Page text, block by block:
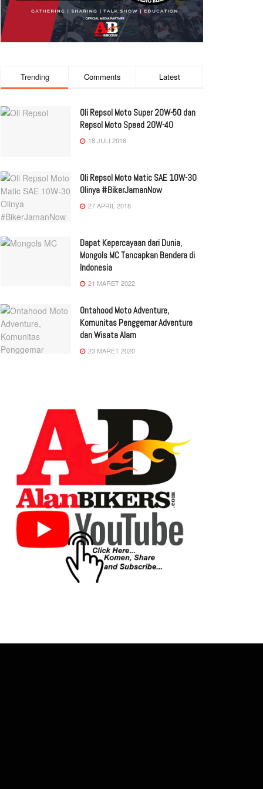
Trending Comments Latest
Oli Repsol Moto Super 20W-50 dan
Repsol Moto Speed 20W-40
18 JULI 2018
Oli Repsol Moto Matic SAE 10W-30
Olinya #BikerJamanNow
27 APRIL 2018
Dapat Kepercayaan dari Dunia,
Mongols MC Tancapkan Bendera di
Indonesia
21 MARET 2022
Ontahood Moto Adventure,
Komunitas Penggemar Adventure
dan Wisata Alam
23 MARET 2020